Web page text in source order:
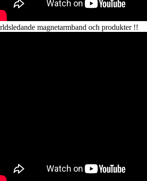
magnetarmband och produkter !!